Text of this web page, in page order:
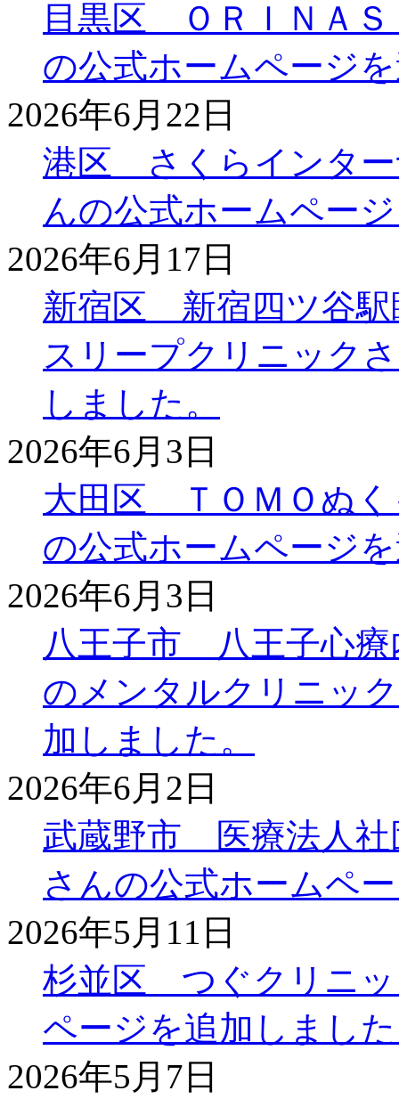
目黒区 ＯＲＩＮＡ
の公式ホームページ
2026年6月22日
港区 さくらインター
んの公式ホームペー
2026年6月17日
新宿区 新宿四ツ谷駅
スリープクリニック
しました。
2026年6月3日
大田区 ＴＯＭＯぬく
の公式ホームページ
2026年6月3日
八王子市 八王子心療
のメンタルクリニッ
加しました。
2026年6月2日
武蔵野市 医療法人
さんの公式ホームペ
2026年5月11日
杉並区 つぐクリニッ
ページを追加しまし
2026年5月7日